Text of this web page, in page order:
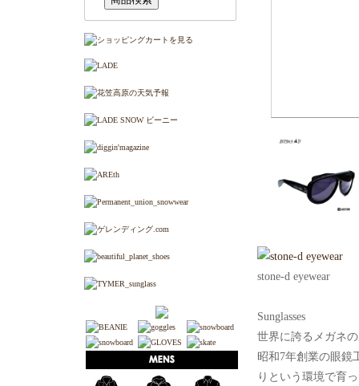
stone-d eyewear
Sunglasses
世界に誇るメガネ
昭和7年創業の眼鏡
りという環境で育